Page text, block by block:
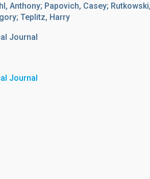
Anthony; Papovich, Casey;
Teplitz, Harry
Journal
Journal